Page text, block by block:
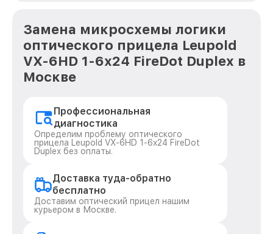
Замена микросхемы логики
оптического прицела Leupold
VX-6HD 1-6x24 FireDot Duplex в
Москве
Профессиональная
диагностика
Определим проблему оптического
прицела Leupold VX-6HD 1-6x24 FireDot
Duplex без оплаты.
Доставка туда-обратно
бесплатно
Доставим оптический прицел нашим
курьером в Москве.